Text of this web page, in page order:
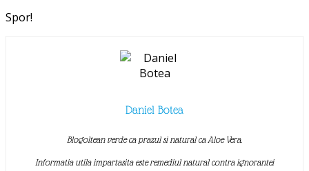
Spor!
Daniel Botea
Blogoltean verde ca prazul si natural ca Aloe Vera.
Informatia utila impartasita este remediul natural contra ignorantei